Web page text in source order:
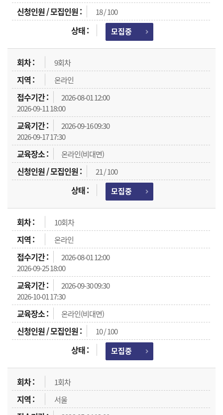
18 / 100
모집중
9회차
온라인
2026-08-01 12:00
2026-09-11 18:00
2026-09-16 09:30
2026-09-17 17:30
온라인(비대면)
21 / 100
모집중
10회차
온라인
2026-08-01 12:00
2026-09-25 18:00
2026-09-30 09:30
2026-10-01 17:30
온라인(비대면)
10 / 100
모집중
1회차
서울